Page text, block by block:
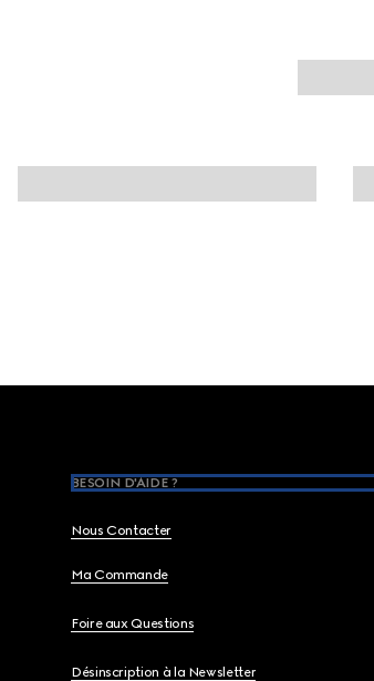
BESOIN D'AIDE ?
Nous Contacter
Ma Commande
Foire aux Questions
Désinscription à la Newsletter